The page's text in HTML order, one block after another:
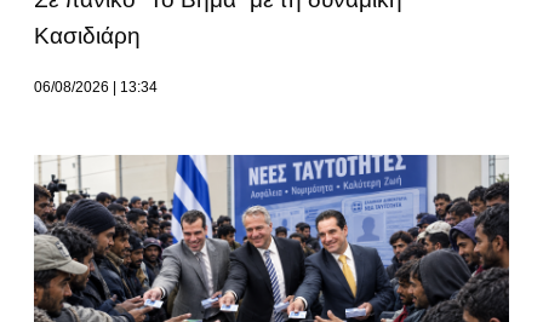
Κασιδιάρη
06/08/2026 13:34